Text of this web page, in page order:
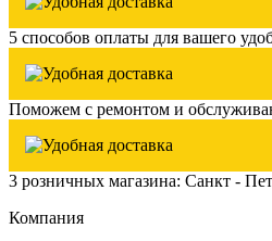
5 способов оплаты для вашего
Поможем с ремонтом и
3 розничных магазина: Санкт -
Компания